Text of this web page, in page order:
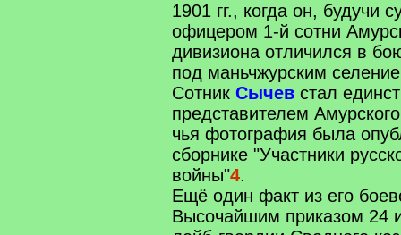
1901 гг., когда он, будучи
офицером 1-й сотни
дивизиона отличился в
под маньчжурским
Сотник Сычев стал
представителем
чья фотография была
сборнике "Участники
войны"4.
Ещё один факт из его
Высочайшим приказом 24